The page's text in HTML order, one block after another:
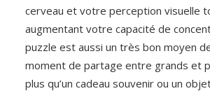
cerveau et votre perception visuelle
augmentant votre capacité de
puzzle est aussi un très bon moyen
moment de partage entre grands et
plus qu’un cadeau souvenir ou un